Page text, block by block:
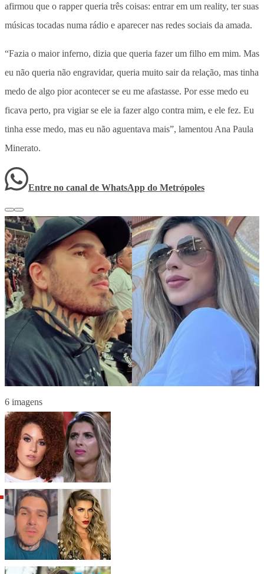
afirmou que o rapper queria três coisas: entrar em um reality, ter suas
músicas tocadas numa rádio e aparecer nas redes sociais da amada.
“Fazia o maior inferno, dizia que queria fazer um filho em mim. Mas
eu não queria não engravidar, queria muito sair da relação, mas tinha
medo de algo pior acontecer se eu me afastasse. Por esse medo eu
ficava perto, pra vigiar se ele ia fazer algo contra mim, e ele fez. Eu
tinha esse medo, mas eu não aguentava mais”, lamentou Ana Paula
Minerato.
Entre no canal de WhatsApp do Metrópoles
6 imagens